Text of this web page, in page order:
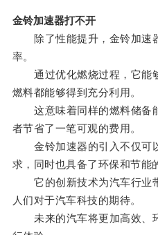
金铃加速器打不开
除了性能提升，金铃加速
率。
通过优化燃烧过程，它能
燃料都能够得到充分利用。
这意味着同样的燃料储备
者节省了一笔可观的费用。
金铃加速器的引入不仅可
求，同时也具备了环保和节能
它的创新技术为汽车行业
人们对于汽车科技的期待。
未来的汽车将更加高效、